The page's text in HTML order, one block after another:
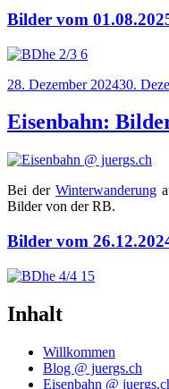
Bilder vom
Veröffentlicht
28. Dezember 202430.
Eisenbahn:
Bei derWin­ter­wan­de­rung
Bil­der von der RB.
Bilder vom
Inhalt
Willkommen
Blog @ juergs.ch
Eisenbahn @